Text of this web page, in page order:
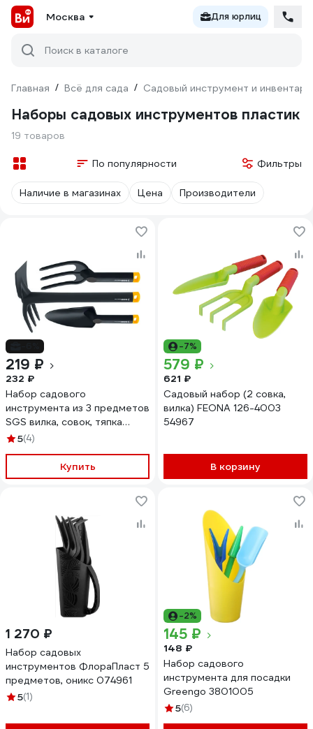
Москва Для юрлиц
Поиск в каталоге
Главная / Всё для сада / Садовый инструмент и инвентарь
Наборы садовых инструментов пластик
19 товаров
По популярности Фильтры
Наличие в магазинах Цена Производители
219 ₽
232 ₽
Набор садового
инструмента из 3 предметов
SGS вилка, совок, тяпка
3120SGS
5(4)
Купить
-7%
579 ₽
621 ₽
Садовый набор (2 совка,
вилка) FEONA 126-4003
54967
В корзину
1 270 ₽
Набор садовых
инструментов ФлораПласт 5
предметов, оникс 074961
5(1)
-2%
145 ₽
148 ₽
Набор садового
инструмента для посадки
Greengo 3801005
5(6)